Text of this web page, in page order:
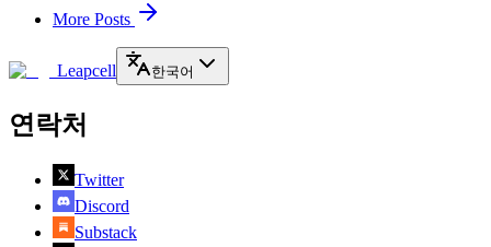
More Posts
Leapcell 한국어
연락처
Twitter
Discord
Substack